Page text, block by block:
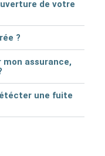
de votre
?
assurance,
une fuite